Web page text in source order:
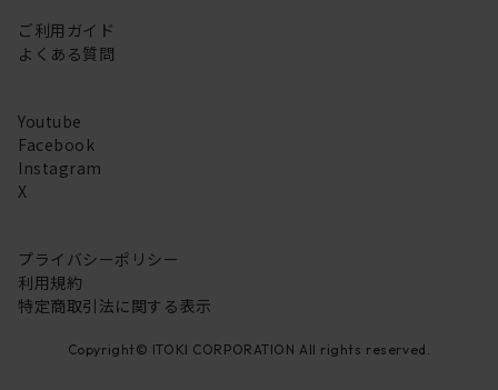
ご利用ガイド
よくある質問
Youtube
Facebook
Instagram
X
プライバシーポリシー
利用規約
特定商取引法に関する表示
Copyright© ITOKI CORPORATION All rights reserved.